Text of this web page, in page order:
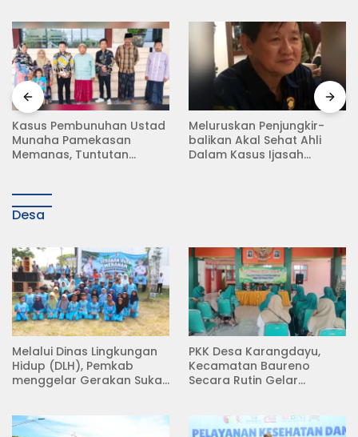
Meluruskan Penjungkir-
balikan Akal Sehat Ahli
Dalam Kasus Ijasah
Rampas Motor Tanpa
Surat Resmi, Modus Baru
Debt Collector di Jalan
Desa
Melalui Dinas Lingkungan
Hidup (DLH), Pemkab
menggelar Gerakan Suka
PKK Desa Karangdayu,
Kecamatan Baureno
Secara Rutin Gelar